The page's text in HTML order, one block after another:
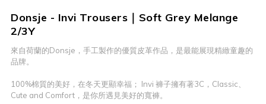
Donsje - Invi Trousers｜Soft Grey Melange
2/3Y
來自荷蘭的Donsje，手工製作的優質皮革作品，是最能展現精緻童趣的
品牌。
100%棉質的美好，在冬天更顯幸福； Invi 褲子擁有著3C，Classic、
Cute and Comfort，是你所遇見美好的寬褲。